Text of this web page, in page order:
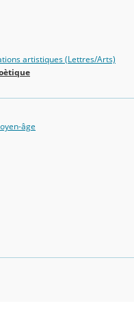
artistiques (Lettres/Arts)
âge